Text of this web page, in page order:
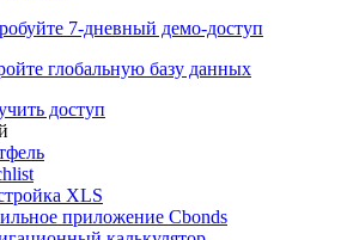
7-дневный демо-доступ
глобальную базу данных
доступ
XLS
приложение Cbonds